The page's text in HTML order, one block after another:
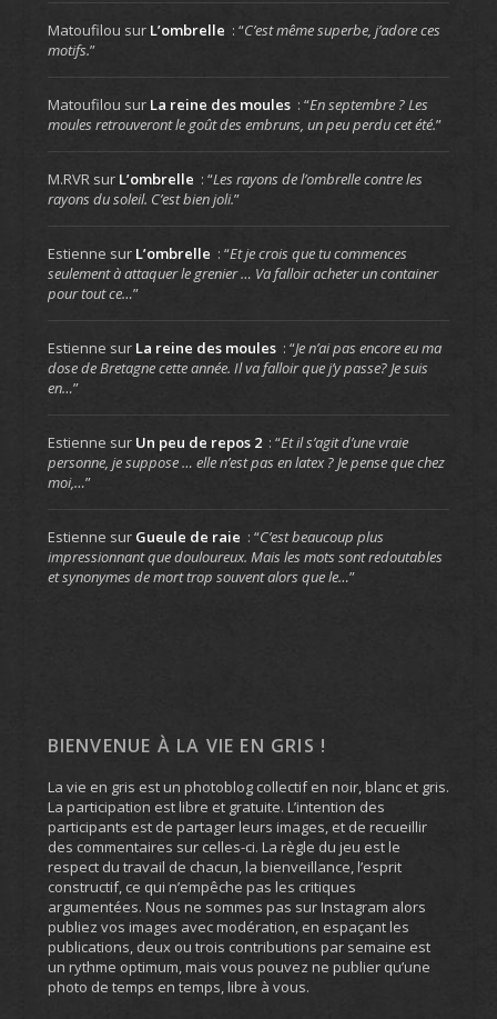
Matoufilou sur L’ombrelle : “C’est même superbe, j’adore ces
motifs.”
Matoufilou sur La reine des moules : “En septembre ? Les
moules retrouveront le goût des embruns, un peu perdu cet été.”
M.RVRsur L’ombrelle : “Les rayons de l’ombrelle contre les
rayons du soleil. C’est bien joli.”
Estienne sur L’ombrelle : “Et je crois que tu commences
seulement à attaquer le grenier … Va falloir acheter un container
pour tout ce…”
Estienne sur La reine des moules : “Je n’ai pas encore eu ma
dose de Bretagne cette année. Il va falloir que j’y passe? Je suis
en…”
Estienne sur Un peu de repos 2 : “Et il s’agit d’une vraie
personne, je suppose … elle n’est pas en latex ? Je pense que chez
moi,…”
Estienne sur Gueule de raie : “C’est beaucoup plus
impressionnant que douloureux. Mais les mots sont redoutables
et synonymes de mort trop souvent alors que le…”
BIENVENUE À LA VIE EN GRIS !
La vie en gris est un photoblog collectif en noir, blanc et gris.
La participation est libre et gratuite. L’intention des
participants est de partager leurs images, et de recueillir
des commentaires sur celles-ci. La règle du jeu est le
respect du travail de chacun, la bienveillance, l’esprit
constructif, ce qui n’empêche pas les critiques
argumentées. Nous ne sommes pas sur Instagram alors
publiez vos images avec modération, en espaçant les
publications, deux ou trois contributions par semaine est
un rythme optimum, mais vous pouvez ne publier qu’une
photo de temps en temps, libre à vous.